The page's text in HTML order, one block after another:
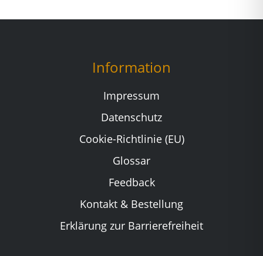
Information
Impressum
Datenschutz
Cookie-Richtlinie (EU)
Glossar
Feedback
Kontakt & Bestellung
Erklärung zur Barrierefreiheit